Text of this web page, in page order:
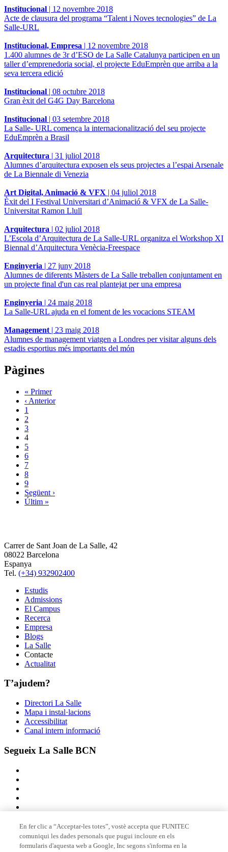
Institucional | 12 novembre 2018
Acte de clausura del programa “Talent i Noves tecnologies” de La
Salle-URL
Institucional, Empresa | 12 novembre 2018
1.400 alumnes de 3r d’ESO de La Salle Catalunya participen en un
taller d’emprenedoria social, el projecte EduEmprèn que arriba a la
seva tercera edició
Institucional | 08 octubre 2018
Gran èxit del G4G Day Barcelona
Institucional | 03 setembre 2018
La Salle- URL comença la internacionalització del seu projecte
EduEmprèn a Brasil
Arquitectura | 31 juliol 2018
Alumnes d’arquitectura exposen els seus projectes a l’espai Arsenale
de La Biennale di Venezia
Art Digital, Animació & VFX | 04 juliol 2018
Èxit del I Festival Universitari d’Animació & VFX de La Salle-
Universitat Ramon Llull
Arquitectura | 02 juliol 2018
L’Escola d’Arquitectura de La Salle-URL organitza el Workshop XI
Biennal d’Arquitectura Venècia-Freespace
Enginyeria | 27 juny 2018
Alumnes de diferents Màsters de La Salle treballen conjuntament en
un projecte final d'un cas real plantejat per una empresa
Enginyeria | 24 maig 2018
La Salle-URL ajuda en el foment de les vocacions STEAM
Management | 23 maig 2018
Alumnes de management viatgen a Londres per visitar alguns dels
estadis esportius més importants del món
Pàgines
« Primer
‹ Anterior
1
2
3
4
5
6
7
8
9
Següent ›
Últim »
Carrer de Sant Joan de La Salle, 42
08022 Barcelona
Espanya
Tel. (+34) 932902400
Estudis
Admissions
El Campus
Recerca
Empresa
Blogs
La Salle
Contacte
Actualitat
T’ajudem?
Directori La Salle
Mapa i instal·lacions
Accessibilitat
Canal intern informació
Segueix La Salle BCN
Membre de
En fer clic a “Acceptar-les totes”, vostè accepta que FUNITEC
comuniqui les dades personals que pugui incloure en els
formularis d'aquesta web a Google, Inc segons s'informa en la